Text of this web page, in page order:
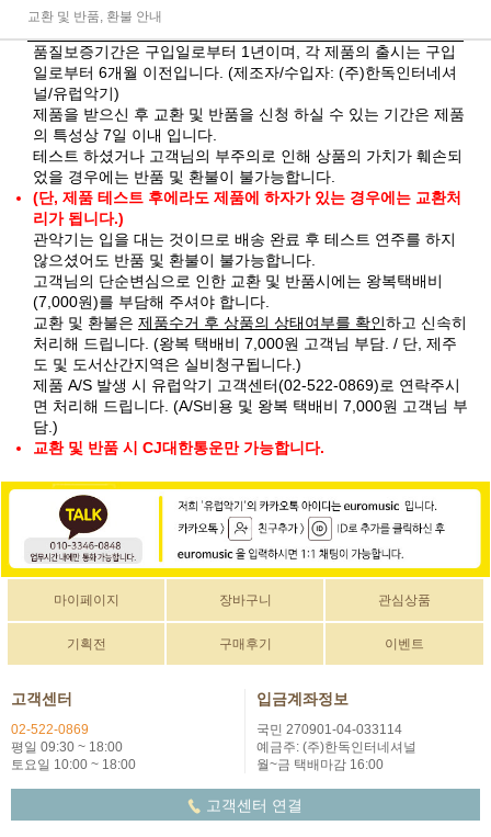
교환 및 반품, 환불 안내
품질보증기간은 구입일로부터 1년이며, 각 제품의 출시는 구입
일로부터 6개월 이전입니다. (제조자/수입자: (주)한독인터네셔
널/유럽악기)
제품을 받으신 후 교환 및 반품을 신청 하실 수 있는 기간은 제품
의 특성상 7일 이내 입니다.
테스트 하셨거나 고객님의 부주의로 인해 상품의 가치가 훼손되
었을 경우에는 반품 및 환불이 불가능합니다.
(단, 제품 테스트 후에라도 제품에 하자가 있는 경우에는 교환처
리가 됩니다.)
관악기는 입을 대는 것이므로 배송 완료 후 테스트 연주를 하지
않으셨어도 반품 및 환불이 불가능합니다.
고객님의 단순변심으로 인한 교환 및 반품시에는 왕복택배비
(7,000원)를 부담해 주셔야 합니다.
교환 및 환불은 제품수거 후 상품의 상태여부를 확인하고 신속히
처리해 드립니다. (왕복 택배비 7,000원 고객님 부담. / 단, 제주
도 및 도서산간지역은 실비청구됩니다.)
제품 A/S 발생 시 유럽악기 고객센터(02-522-0869)로 연락주시
면 처리해 드립니다. (A/S비용 및 왕복 택배비 7,000원 고객님 부
담.)
교환 및 반품 시 CJ대한통운만 가능합니다.
마이페이지 장바구니 관심상품
기획전 구매후기 이벤트
고객센터
02-522-0869
평일 09:30 ~ 18:00
토요일 10:00 ~ 18:00
입금계좌정보
국민 270901-04-033114
예금주: (주)한독인터네셔널
월~금 택배마감 16:00
고객센터 연결